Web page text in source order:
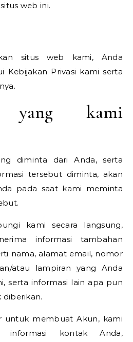
web ini.
situs web kami, Anda
Kebijakan Privasi kami serta
yang kami
diminta dari Anda, serta
tersebut diminta, akan
pada saat kami meminta
kami secara langsung,
informasi tambahan
nama, alamat email, nomor
atau lampiran yang Anda
serta informasi lain apa pun
untuk membuat Akun, kami
informasi kontak Anda,